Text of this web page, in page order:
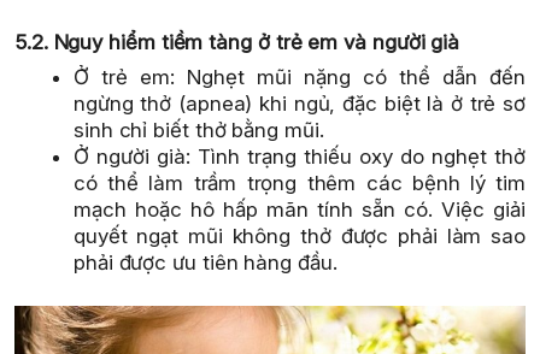
5.2. Nguy hiểm tiềm tàng ở trẻ em và người già
Ở trẻ em: Nghẹt mũi nặng có thể dẫn đến
ngừng thở (apnea) khi ngủ, đặc biệt là ở trẻ sơ
sinh chỉ biết thở bằng mũi.
Ở người già: Tình trạng thiếu oxy do nghẹt thở
có thể làm trầm trọng thêm các bệnh lý tim
mạch hoặc hô hấp mãn tính sẵn có. Việc giải
quyết ngạt mũi không thở được phải làm sao
phải được ưu tiên hàng đầu.